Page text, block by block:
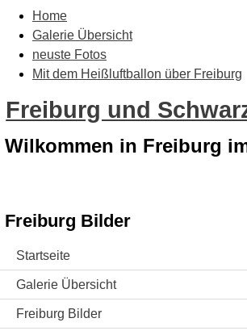
Home
Galerie Übersicht
neuste Fotos
Mit dem Heißluftballon über Freiburg
Freiburg und
Wilkommen in Freiburg
Freiburg Bilder
Startseite
Galerie Übersicht
Freiburg Bilder